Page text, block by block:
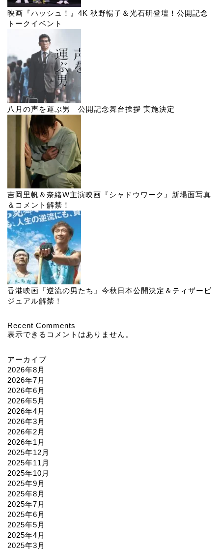
映画『ハッシュ！』4K 秋野暢子＆光石研登壇！公開記念
トークイベント
八月の声を運ぶ男 公開記念舞台挨拶 実施決定
吉岡里帆＆奈緒W主演映画『シャドウワーク』新場面写真
＆コメント解禁！
香港映画『逆流の男たち』今秋日本公開決定＆ティザービ
ジュアル解禁！
Recent Comments
表示できるコメントはありません。
アーカイブ
2026年8月
2026年7月
2026年6月
2026年5月
2026年4月
2026年3月
2026年2月
2026年1月
2025年12月
2025年11月
2025年10月
2025年9月
2025年8月
2025年7月
2025年6月
2025年5月
2025年4月
2025年3月